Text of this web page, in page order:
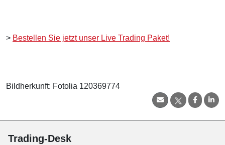
> Bestellen Sie jetzt unser Live Trading Paket!
Bildherkunft: Fotolia 120369774
Trading-Desk